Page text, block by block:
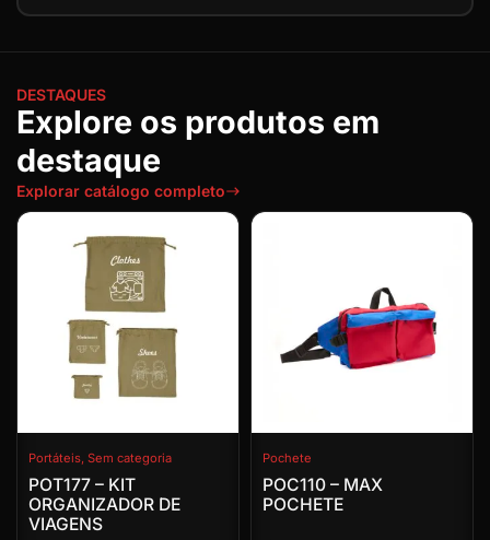
DESTAQUES
Explore os produtos em
destaque
Explorar catálogo completo
Portáteis, Sem categoria
POT177 – KIT
ORGANIZADOR DE
VIAGENS
Pochete
POC110 – MAX
POCHETE